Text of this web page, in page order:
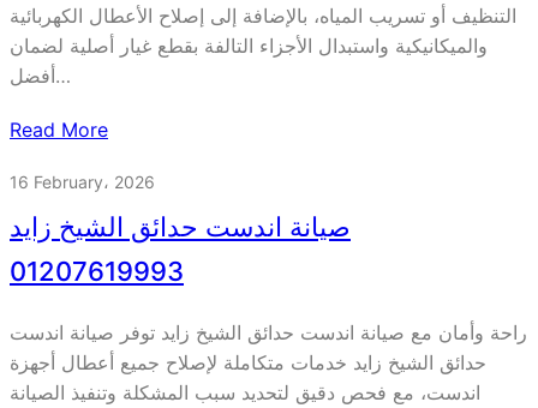
التنظيف أو تسريب المياه، بالإضافة إلى إصلاح الأعطال الكهربائية
والميكانيكية واستبدال الأجزاء التالفة بقطع غيار أصلية لضمان
أفضل…
Read More
16 February، 2026
صيانة اندست حدائق الشيخ زايد
01207619993
راحة وأمان مع صيانة اندست حدائق الشيخ زايد توفر صيانة اندست
حدائق الشيخ زايد خدمات متكاملة لإصلاح جميع أعطال أجهزة
اندست، مع فحص دقيق لتحديد سبب المشكلة وتنفيذ الصيانة